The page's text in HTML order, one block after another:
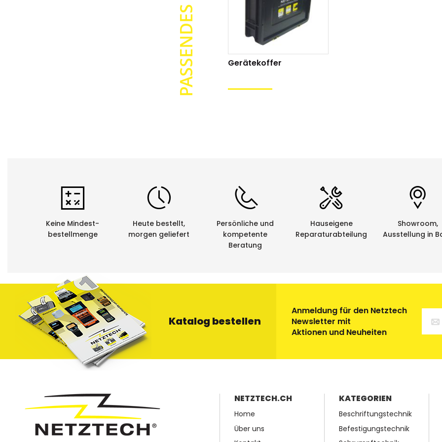
Zustand betriebsbereit.
Wiederverwendbarkeit: Für 100 Reinigungsdurchläufe
Kompatibilität: Mit P-touch TZ- und TZe-Modellen kompatibel
Spenderbox:
Die Schriftbänder sind einzeln erhältlich. Ab einer bestimmten
Spenderbox angeliefert
Wiederverwertung zugeführt. Eine saubere und umweltfreundliche
Gerätekoffer
Keine Mindest-
bestellmenge
Heute bestellt,
morgen geliefert
Persönliche und
kompetente
Beratung
Hauseigene
Reparaturabteilung
Showroom,
Ausstellung in
Katalog bestellen
Anmeldung für den Netztech
Newsletter mit
Aktionen und Neuheiten
NETZTECH.CH
Home
Über uns
KATEGORIEN
Beschriftungstechnik
Befestigungstechnik